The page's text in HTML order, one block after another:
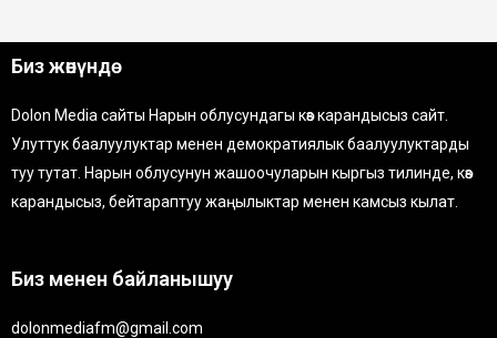
Биз жөнүндө
Dolon Media сайты Нарын облусундагы көз карандысыз сайт.
Улуттук баалуулуктар менен демократиялык баалуулуктарды
туу тутат. Нарын облусунун жашоочуларын кыргыз тилинде, көз
карандысыз, бейтараптуу жаңылыктар менен камсыз кылат.
Биз менен байланышуу
dolonmediafm@gmail.com